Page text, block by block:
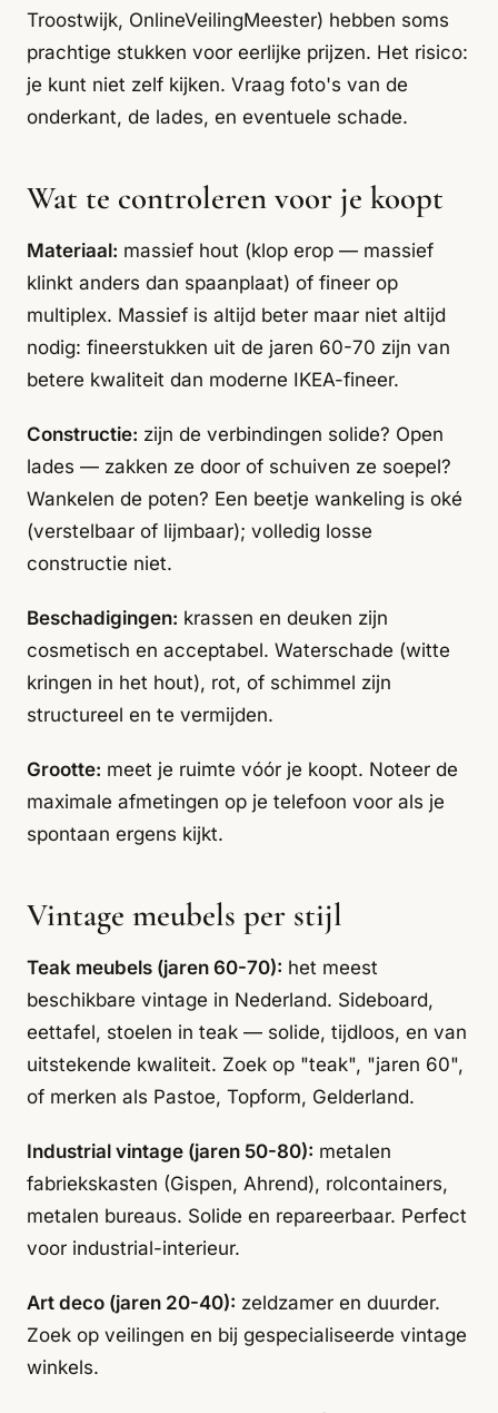
Troostwijk, OnlineVeilingMeester) hebben soms
prachtige stukken voor eerlijke prijzen. Het risico:
je kunt niet zelf kijken. Vraag foto's van de
onderkant, de lades, en eventuele schade.
Wat te controleren voor je koopt
Materiaal: massief hout (klop erop — massief
klinkt anders dan spaanplaat) of fineer op
multiplex. Massief is altijd beter maar niet altijd
nodig: fineerstukken uit de jaren 60-70 zijn van
betere kwaliteit dan moderne IKEA-fineer.
Constructie: zijn de verbindingen solide? Open
lades — zakken ze door of schuiven ze soepel?
Wankelen de poten? Een beetje wankeling is oké
(verstelbaar of lijmbaar); volledig losse
constructie niet.
Beschadigingen: krassen en deuken zijn
cosmetisch en acceptabel. Waterschade (witte
kringen in het hout), rot, of schimmel zijn
structureel en te vermijden.
Grootte: meet je ruimte vóór je koopt. Noteer de
maximale afmetingen op je telefoon voor als je
spontaan ergens kijkt.
Vintage meubels per stijl
Teak meubels (jaren 60-70): het meest
beschikbare vintage in Nederland. Sideboard,
eettafel, stoelen in teak — solide, tijdloos, en van
uitstekende kwaliteit. Zoek op "teak", "jaren 60",
of merken als Pastoe, Topform, Gelderland.
Industrial vintage (jaren 50-80): metalen
fabriekskasten (Gispen, Ahrend), rolcontainers,
metalen bureaus. Solide en repareerbaar. Perfect
voor industrial-interieur.
Art deco (jaren 20-40): zeldzamer en duurder.
Zoek op veilingen en bij gespecialiseerde vintage
winkels.